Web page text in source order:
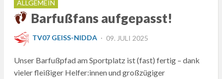
ALLGEMEIN
Barfußfans aufgepasst!
TV07 GEISS-NIDDA
POSTED
09. JULI 2025
Unser Barfußpfad am Sportplatz ist (fast) fertig – dank
vieler fleißiger Helfer:innen und großzügiger